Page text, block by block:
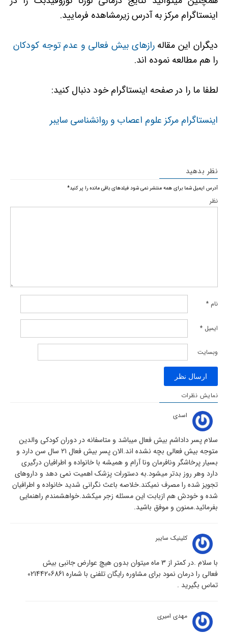
اینستاگرام مرکز به آدرس زیرمشاهده فرمایید.
دیگران این مقالهرازهای بیش فعالی و عدم توجه کودکان
را هم مطالعه نموده اند.
لطفا ما را در صفحه اینستاگرام خود دنبال کنید:
اینستاگرام مرکز علوم اعصاب و روانشناسی سایبر
نظر بدهید
آدرس ایمیل شما برای همه منتشر نمی شود فیلدهای باقی مانده را پر کنید*
نظر
نام *
ایمیل *
وبسایت
نمایش نظرات
اسدی
سلام پسر داداشم بیش فعال میباشد و متاسفانه در دوران کودکی والدین
متوجه بیش فعالی بچه نشده اند.الان پسر بیش فعال ۲۱ سال سن دارد و
بسیار پرخاشگر ونافرمان ونا آرام و همیشه با خانواده و اطرافیان درگیری
دارد وهر روز بدتر میشود.به دستورات پزشک اهمیت نمی دهد و داروهای
تجویز شده را مصرف نمیکند.خلاصه باعث نگرانی شدید خانواده و اطرافیان
شده و خودش هم ازبابت این مسئله زجر میکشد.خواهشمندم راهنمایی
بفرمائید.ممنون و موفق باشید.
کلینیک سایبر
با سلام .در کمتر از 3 ماه میتوان بدون هیچ عوارض جانبی بیش
فعالی را درمان نمود برای مشاوره رایگان تلفنی با شماره 02144206861
تماس بگیرید .
مهدی امیری